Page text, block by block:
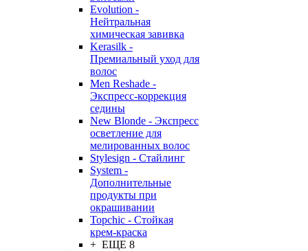
Evolution -
Нейтральная
химическая завивка
Kerasilk -
Премиальный уход для
волос
Men Reshade -
Экспресс-коррекция
седины
New Blonde - Экспресс
осветление для
мелированных волос
Stylesign - Стайлинг
System -
Дополнительные
продукты при
окрашивании
Topchic - Стойкая
крем-краска
+ ЕЩЕ 8